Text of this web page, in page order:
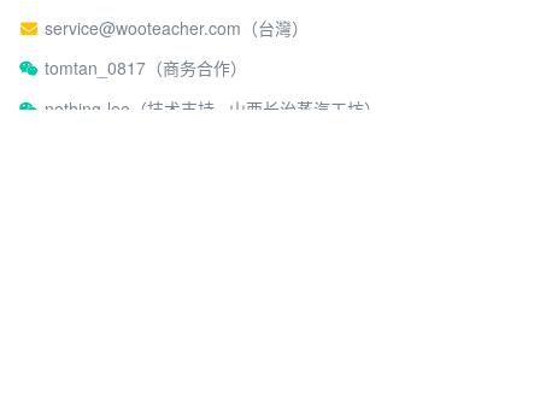
service@wooteacher.com（台灣）
tomtan_0817（商务合作）
nothing-lee（技术支持 · 山西长治蒸汽工坊）